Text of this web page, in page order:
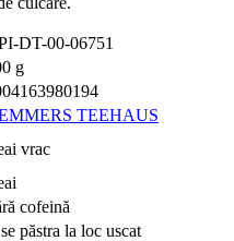
DT-00-06751
g
TEEHAUS
vrac
cofeină
păstra la loc uscat